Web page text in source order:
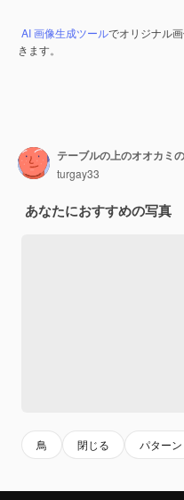
AI 画像生成ツールでオリジナル画
きます。
テーブルの上のオオカミ
turgay33
あなたにおすすめの写真
鳥 閉じる パターン